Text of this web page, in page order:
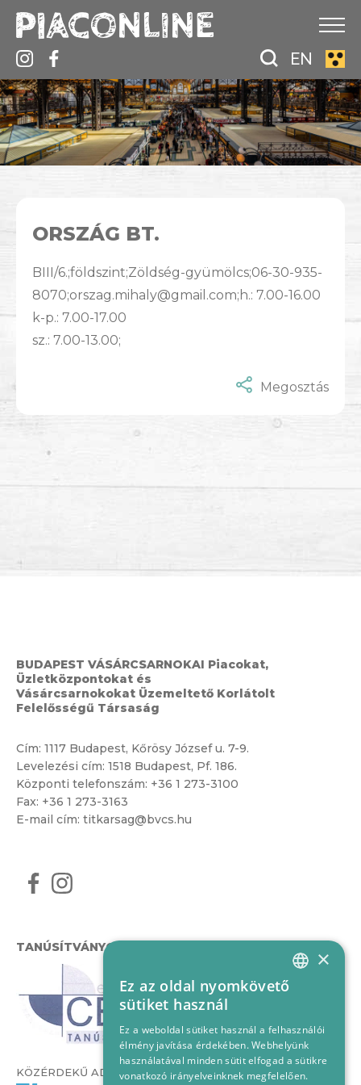
EN
ORSZÁG BT.
BIII/6.;földszint;Zöldség-gyümölcs;06-30-935-
8070;orszag.mihaly@gmail.com;h.: 7.00-16.00
k-p.: 7.00-17.00
sz.: 7.00-13.00;
Megosztás
BUDAPEST VÁSÁRCSARNOKAI Piacokat,
Üzletközpontokat és
Vásárcsarnokokat Üzemeltető Korlátolt
Felelősségű Társaság
Cím: 1117 Budapest, Kőrösy József u. 7-9.
Levelezési cím: 1518 Budapest, Pf. 186.
Központi telefonszám: +36 1 273-3100
Fax: +36 1 273-3163
E-mail cím: titkarsag@bvcs.hu
TANÚSÍTVÁNYOK
KÖZÉRDEKŰ ADATOK
HUNGARIAN
×
Ez az oldal nyomkövető
sütiket használ
Ez a weboldal sütiket használ a felhasználói
élmény javítása érdekében. Webhelyünk
használatával minden sütit elfogad a sütikre
vonatkozó irányelveinknek megfelelően.